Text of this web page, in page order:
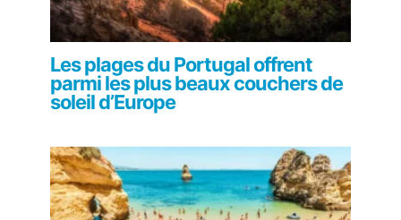
Les plages du Portugal offrent
parmi les plus beaux couchers de
soleil d’Europe